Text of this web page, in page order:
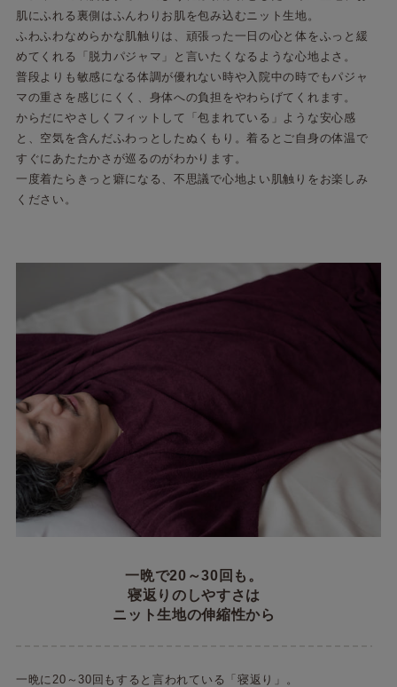
肌にふれる裏側はふんわりお肌を包み込むニット生地。
ふわふわなめらかな肌触りは、頑張った一日の心と体をふっと緩
めてくれる「脱力パジャマ」と言いたくなるような心地よさ。
普段よりも敏感になる体調が優れない時や入院中の時でもパジャ
マの重さを感じにくく、身体への負担をやわらげてくれます。
からだにやさしくフィットして「包まれている」ような安心感
と、空気を含んだふわっとしたぬくもり。着るとご自身の体温で
すぐにあたたかさが巡るのがわかります。
一度着たらきっと癖になる、不思議で心地よい肌触りをお楽しみ
ください。
一晩で20～30回も。
寝返りのしやすさは
ニット生地の伸縮性から
一晩に20～30回もすると言われている「寝返り」。